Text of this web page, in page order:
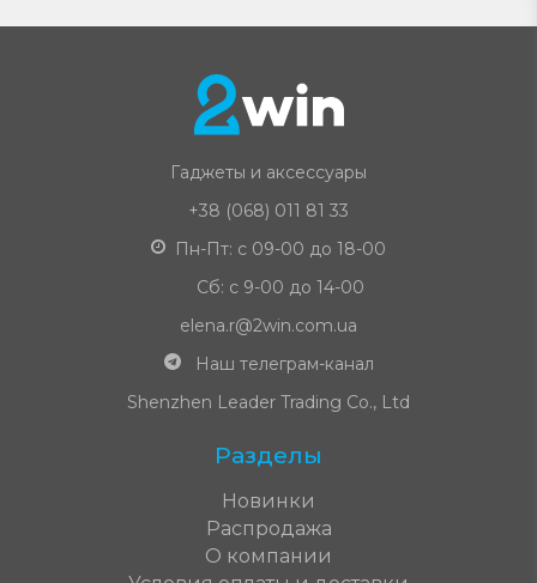
Гаджеты и аксессуары
+38 (068) 011 81 33
Пн-Пт: с 09-00 до 18-00
Сб: с 9-00 до 14-00
elena.r@2win.com.ua
Наш телеграм-канал
Shenzhen Leader Trading Co., Ltd
Разделы
Новинки
Распродажа
О компании